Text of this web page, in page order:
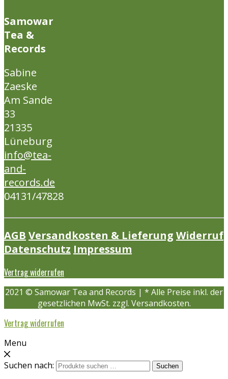
Samowar
Tea &
Records
Sabine
Zaeske
Am Sande
33
21335
Lüneburg
info@tea-
and-
records.de
04131/47828
AGB Versandkosten & Lieferung Widerruf
Datenschutz Impressum
Vertrag widerrufen
2021 © Samowar Tea and Records | * Alle Preise inkl. der
gesetzlichen MwSt. zzgl. Versandkosten.
Vertrag widerrufen
Menu
Suchen nach:
Suchen